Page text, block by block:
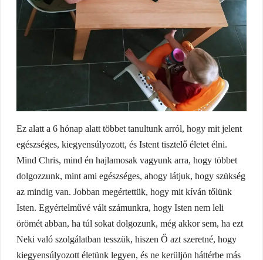
Ez alatt a 6 hónap alatt többet tanultunk arról, hogy mit jelent
egészséges, kiegyensúlyozott, és Istent tisztelő életet élni.
Mind Chris, mind én hajlamosak vagyunk arra, hogy többet
dolgozzunk, mint ami egészséges, ahogy látjuk, hogy szükség
az mindig van. Jobban megértettük, hogy mit kíván tőlünk
Isten. Egyértelművé vált számunkra, hogy Isten nem leli
örömét abban, ha túl sokat dolgozunk, még akkor sem, ha ezt
Neki való szolgálatban tesszük, hiszen Ő azt szeretné, hogy
kiegyensúlyozott életünk legyen, és ne kerüljön háttérbe más